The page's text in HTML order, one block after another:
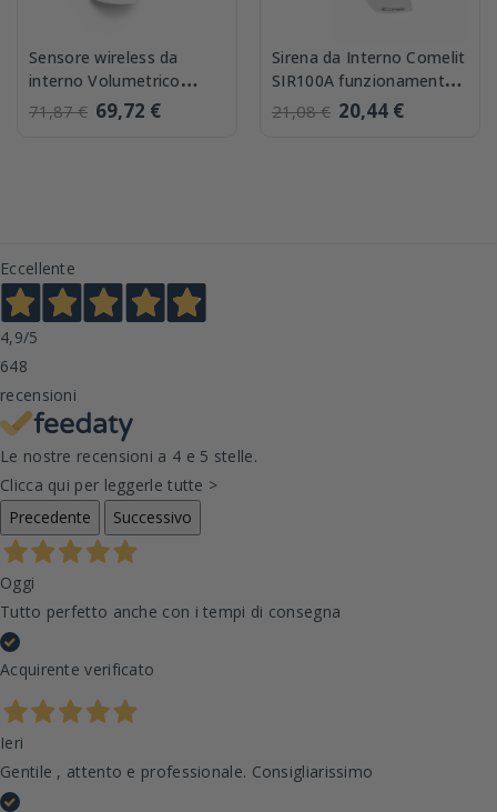
Sensore wireless da
interno Volumetrico
Comelit RF12PIR
71,87 € 69,72 €
Sirena da Interno Comelit
SIR100A funzionamento
Piezoelettrico Bianca
21,08 € 20,44 €
Eccellente
4,9/5
648
recensioni
Le nostre recensioni a 4 e 5 stelle.
Clicca qui per leggerle tutte >
Precedente
Successivo
Oggi
Tutto perfetto anche con i tempi di consegna
Acquirente verificato
Ieri
Gentile , attento e professionale. Consigliarissimo